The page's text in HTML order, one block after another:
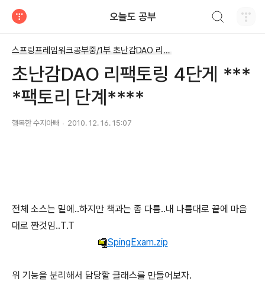
오늘도 공부
스프링프레임워크공부중/1부 초난감DAO 리팩토링
초난감DAO 리팩토링 4단게 ***
*팩토리 단계****
행복한 수지아빠 2010. 12. 16. 15:07
전체 소스는 밑에..하지만 책과는 좀 다름..내 나름대로 끝에 마음
대로 짠것임..T.T
SpingExam.zip
위 기능을 분리해서 담당할 클래스를 만들어보자.